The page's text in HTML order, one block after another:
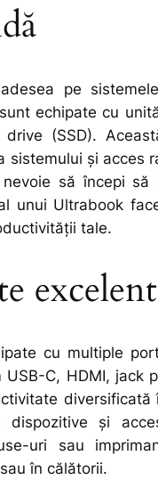
pe
echipate cu
(SSD).
sistemului și acces
să începi să
unui Ultrabook
tale.
cu multiple
C, HDMI, jack
diversificată
și
uri sau
în călătorii.